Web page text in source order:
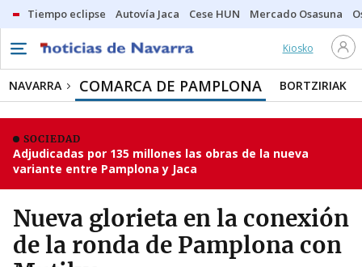
Tiempo eclipse Autovía Jaca Cese HUN Mercado Osasuna
Kiosko
NAVARRA COMARCA DE PAMPLONA BORTZIRIAK
SOCIEDAD
Adjudicadas por 135 millones las obras de la nueva
variante entre Pamplona y Jaca
Nueva glorieta en la conexión
de la ronda de Pamplona con